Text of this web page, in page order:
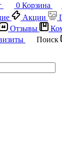
0 Корзина
Акции
Отзывы
Поиск